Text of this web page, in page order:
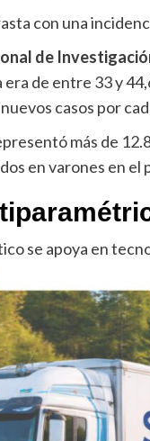
con una
de
de entre 33 y
casos por
más de
en varones en el
se apoya en